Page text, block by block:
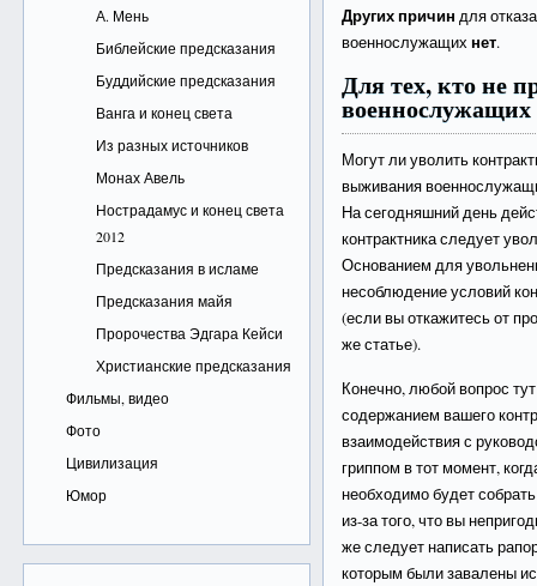
А. Мень
Библейские предсказания
Буддийские предсказания
Ванга и конец света
Из разных источников
Монах Авель
Нострадамус и конец света
2012
Предсказания в исламе
Предсказания майя
Пророчества Эдгара Кейси
Христианские предсказания
Фильмы, видео
Фото
Цивилизация
Юмор
Других причин для
военнослужащихнет.
Для тех, кто не
военнослужащих
Могут ли уволить
выживания
На сегодняшний день
контрактника следует
Основанием для
несоблюдение условий
(если вы откажитесь от
же статье).
Конечно, любой вопрос
содержанием вашего
взаимодействия с
гриппом в тот момент,
необходимо будет
из-за того, что вы
же следует написать
которым были завалены